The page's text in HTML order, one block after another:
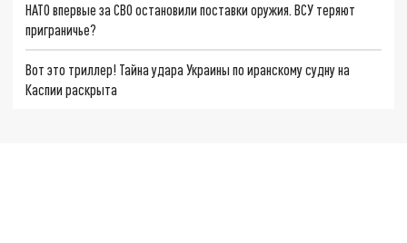
НАТО впервые за СВО остановили поставки оружия. ВСУ теряют
приграничье?
Вот это триллер! Тайна удара Украины по иранскому судну на
Каспии раскрыта